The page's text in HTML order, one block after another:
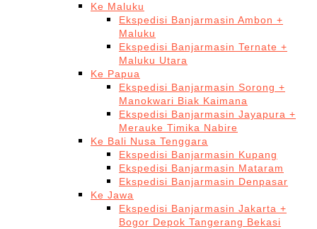
Ke Maluku
Ekspedisi Banjarmasin Ambon +
Maluku
Ekspedisi Banjarmasin Ternate +
Maluku Utara
Ke Papua
Ekspedisi Banjarmasin Sorong +
Manokwari Biak Kaimana
Ekspedisi Banjarmasin Jayapura +
Merauke Timika Nabire
Ke Bali Nusa Tenggara
Ekspedisi Banjarmasin Kupang
Ekspedisi Banjarmasin Mataram
Ekspedisi Banjarmasin Denpasar
Ke Jawa
Ekspedisi Banjarmasin Jakarta +
Bogor Depok Tangerang Bekasi